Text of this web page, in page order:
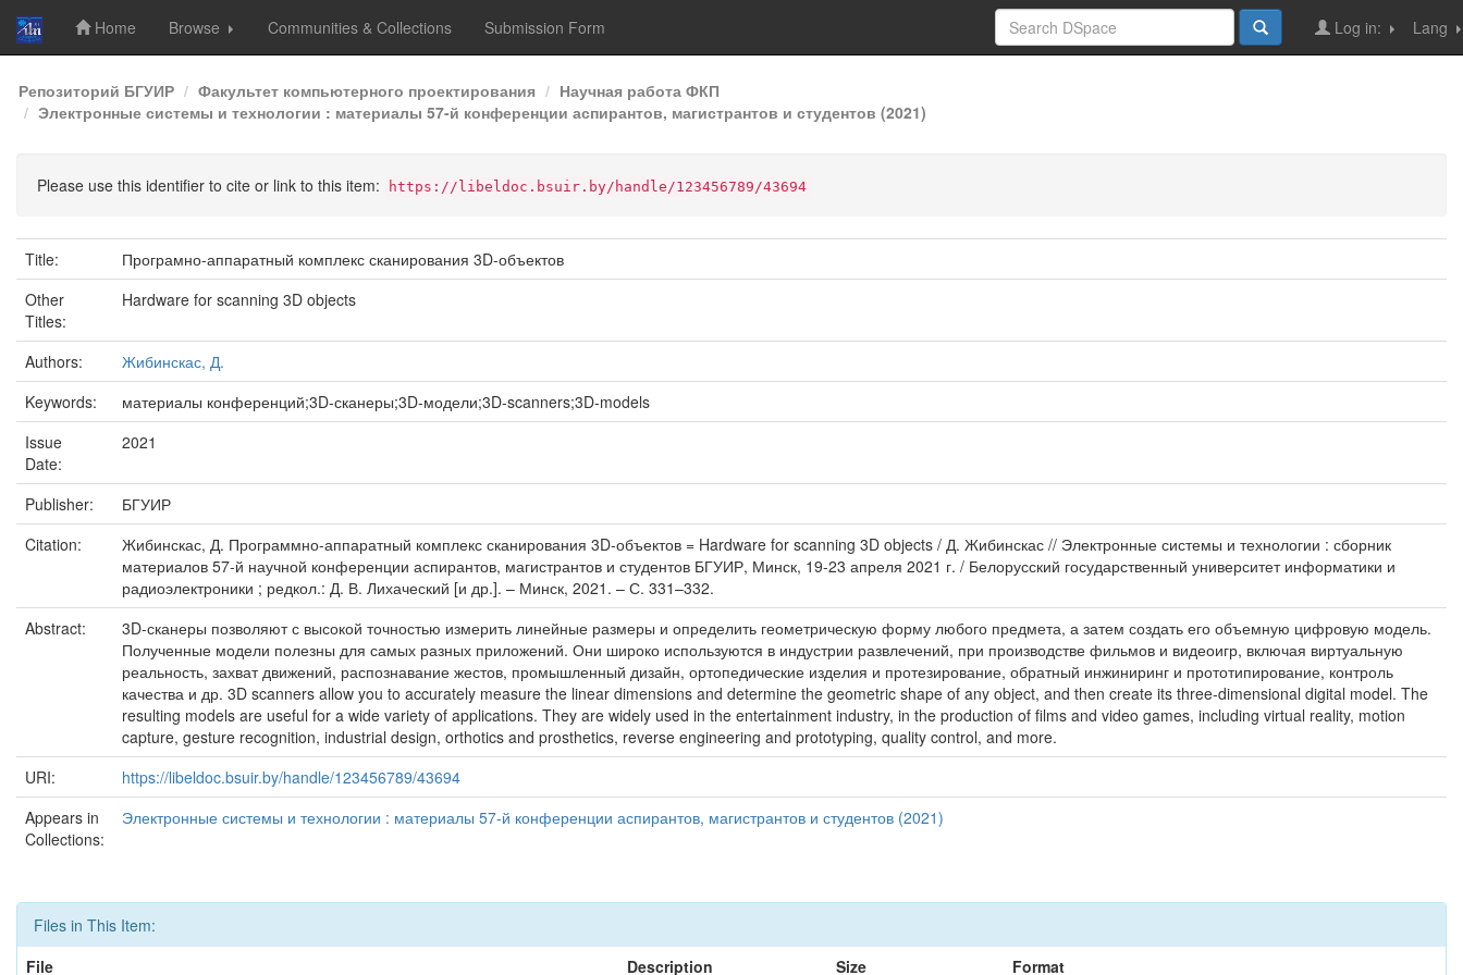
Skip
navigation
Home Browse Communities & Collections Submission Form Lang
Log in:
Репозиторий БГУИР Факультет компьютерного проектирования
Научная работа ФКП
Электронные системы и технологии : материалы 57-й конференции аспирантов, магистрантов и студентов (2021)
Please use this identifier to cite or link to this item: https://libeldoc.bsuir.by/handle/123456789/43694
Title:
Програмно-аппаратный комплекс сканирования 3D-объектов
Other
Titles:
Hardware for scanning 3D objects
Authors:
Жибинскас, Д.
Keywords:
материалы конференций;3D-сканеры;3D-модели;3D-scanners;3D-models
Issue
Date:
2021
Publisher:
БГУИР
Citation:
Жибинскас, Д. Программно-аппаратный комплекс сканирования 3D-объектов = Hardware for scanning 3D objects / Д. Жибинскас // Электронные системы и технологии : сборник
материалов 57-й научной конференции аспирантов, магистрантов и студентов БГУИР, Минск, 19-23 апреля 2021 г. / Белорусский государственный университет информатики и
радиоэлектроники ; редкол.: Д. В. Лихаческий [и др.]. – Минск, 2021. – С. 331–332.
Abstract:
3D-сканеры позволяют с высокой точностью измерить линейные размеры и определить геометрическую форму любого предмета, а затем создать его объемную цифровую модель.
Полученные модели полезны для самых разных приложений. Они широко используются в индустрии развлечений, при производстве фильмов и видеоигр, включая виртуальную
реальность, захват движений, распознавание жестов, промышленный дизайн, ортопедические изделия и протезирование, обратный инжиниринг и прототипирование, контроль
качества и др. 3D scanners allow you to accurately measure the linear dimensions and determine the geometric shape of any object, and then create its three-dimensional digital model. The
resulting models are useful for a wide variety of applications. They are widely used in the entertainment industry, in the production of films and video games, including virtual reality, motion
capture, gesture recognition, industrial design, orthotics and prosthetics, reverse engineering and prototyping, quality control, and more.
URI:
https://libeldoc.bsuir.by/handle/123456789/43694
Appears in
Collections:
Электронные системы и технологии : материалы 57-й конференции аспирантов, магистрантов и студентов (2021)
Files in This Item:
File
Description Size Format